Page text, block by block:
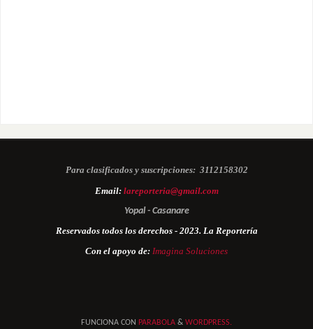
Para clasificados y suscripciones: 3112158302
Email: lareporteria@gmail.com
Yopal - Casanare
Reservados todos los derechos - 2023. La Reportería
Con el apoyo de: Imagina Soluciones
FUNCIONA CON PARABOLA & WORDPRESS.